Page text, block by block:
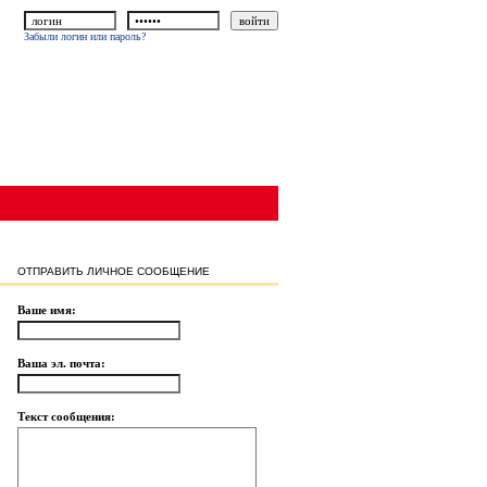
Забыли логин или пароль?
ОТПРАВИТЬ ЛИЧНОЕ СООБЩЕНИЕ
Ваше имя:
Ваша эл. почта:
Текст сообщения: